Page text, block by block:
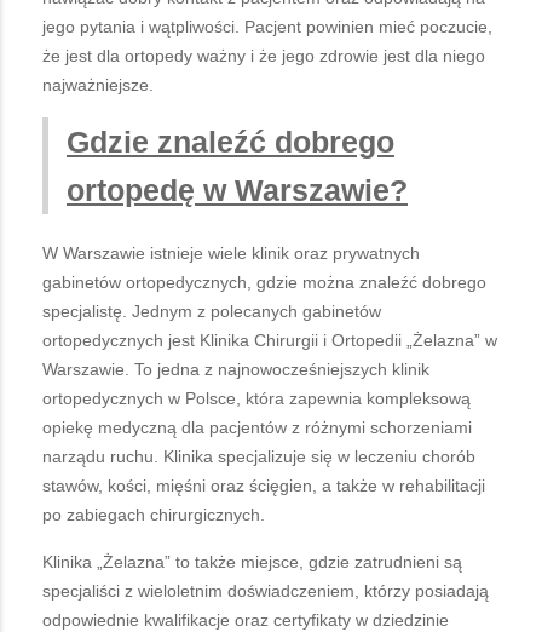
jego pytania i wątpliwości. Pacjent powinien mieć poczucie,
że jest dla ortopedy ważny i że jego zdrowie jest dla niego
najważniejsze.
Gdzie znaleźć dobrego
ortopedę w Warszawie?
W Warszawie istnieje wiele klinik oraz prywatnych
gabinetów ortopedycznych, gdzie można znaleźć dobrego
specjalistę. Jednym z polecanych gabinetów
ortopedycznych jest Klinika Chirurgii i Ortopedii „Żelazna” w
Warszawie. To jedna z najnowocześniejszych klinik
ortopedycznych w Polsce, która zapewnia kompleksową
opiekę medyczną dla pacjentów z różnymi schorzeniami
narządu ruchu. Klinika specjalizuje się w leczeniu chorób
stawów, kości, mięśni oraz ścięgien, a także w rehabilitacji
po zabiegach chirurgicznych.
Klinika „Żelazna” to także miejsce, gdzie zatrudnieni są
specjaliści z wieloletnim doświadczeniem, którzy posiadają
odpowiednie kwalifikacje oraz certyfikaty w dziedzinie